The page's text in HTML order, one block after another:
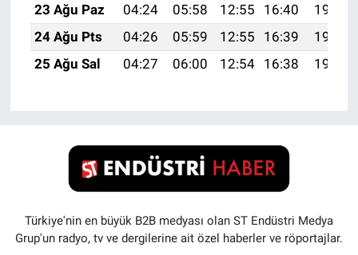
23 Ağu Paz
04:24 05:58 12:55 16:40
19:42
24 Ağu Pts
04:26 05:59 12:55 16:39
19:40
25 Ağu Sal
04:27 06:00 12:54 16:38 19:39
Türkiye'nin en büyük B2B medyası olan ST Endüstri Medya
Grup'un radyo, tv ve dergilerine ait özel haberler ve röportajlar.